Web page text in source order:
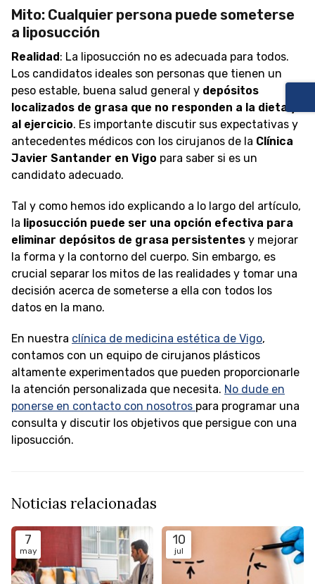
Mito: Cualquier persona puede someterse
a liposucción
Realidad: La liposucción no es adecuada para todos.
Los candidatos ideales son personas que tienen un
peso estable, buena salud general y depósitos
localizados de grasa que no responden a la dieta y
al ejercicio. Es importante discutir sus expectativas y
antecedentes médicos con los cirujanos de la Clínica
Javier Santander en Vigo para saber si es un
candidato adecuado.
Tal y como hemos ido explicando a lo largo del artículo,
la liposucción puede ser una opción efectiva para
eliminar depósitos de grasa persistentes y mejorar
la forma y la contorno del cuerpo. Sin embargo, es
crucial separar los mitos de las realidades y tomar una
decisión acerca de someterse a ella con todos los
datos en la mano.
En nuestra clínica de medicina estética de Vigo,
contamos con un equipo de cirujanos plásticos
altamente experimentados que pueden proporcionarle
la atención personalizada que necesita. No dude en
ponerse en contacto con nosotros para programar una
consulta y discutir los objetivos que persigue con una
liposucción.
Noticias relacionadas
7
may
10
jul